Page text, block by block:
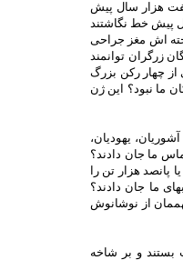
هفت هزار سال پیش
پیش خط نگاشتند
اش مغز جراحی
زرگران توانمند
از چهار رکن بزرگ
ما نبود؟ این ژن
یهودیان،
ما جان دادند؟
پانصد هزار تن را
ما جان دادند؟
از نوشانوش
بستند و بر شاخه